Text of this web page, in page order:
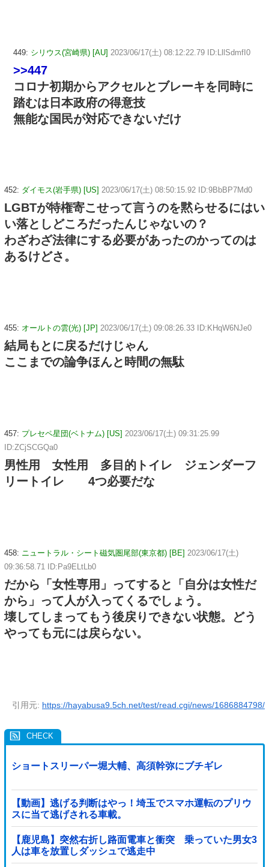
449: シリウス(宮崎県) [AU] 2023/06/17(土) 08:12:22.79 ID:LllSdmfI0
>>447
コロナ初期からアクセルとブレーキを同時に
踏むは日本政府の得意技
無能な国民が対応できないだけ
452: ダイモス(岩手県) [US] 2023/06/17(土) 08:50:15.92 ID:9BbBP7Md0
LGBTが特権寄こせって言うのを黙らせるにはい
い落としどころだったんじゃないの？
わざわざ法律にする必要があったのかってのは
あるけどさ。
455: オールトの雲(光) [JP] 2023/06/17(土) 09:08:26.33 ID:KHqW6NJe0
結局もとに戻るだけじゃん
ここまでの論争ほんと時間の無駄
457: プレセペ星団(ベトナム) [US] 2023/06/17(土) 09:31:25.99
ID:ZCjSCGQa0
男性用 女性用 多目的トイレ ジェンダーフ
リートイレ 4つ必要だな
458: ニュートラル・シート磁気圏尾部(東京都) [BE] 2023/06/17(土)
09:36:58.71 ID:Pa9ELtLb0
だから「女性専用」ってすると「自分は女性だ
から」って人が入ってくるでしょう。
壊してしまってもう後戻りできない状態。どう
やっても元には戻らない。
引用元: https://hayabusa9.5ch.net/test/read.cgi/news/1686884798/
ショートスリーパー堀大輔、高須幹弥にブチギレ
【動画】逃げる判断はやっ！埼玉でスマホ運転のプリウ
スに当て逃げされる車載。
【鹿児島】突然右折し路面電車と衝突 乗っていた男女3
人は車を放置しダッシュで逃走中